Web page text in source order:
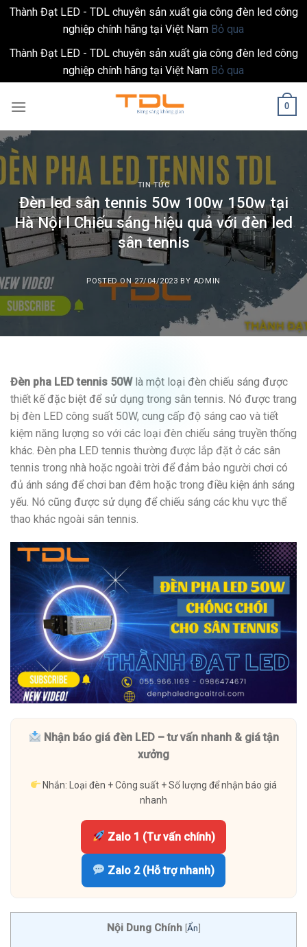
Thành Đạt LED - TDL chuyên sản xuất gia công đèn led công
nghiệp chính hãng tại Việt Nam Bỏ qua
Thành Đạt LED - TDL chuyên sản xuất gia công đèn led công
nghiệp chính hãng tại Việt Nam Bỏ qua
0
TIN TỨC
Đèn led sân tennis 50w 100w 150w tại
Hà Nội l Chiếu sáng hiệu quả với đèn led
sân tennis
POSTED ON27/04/2023 BY ADMIN
Đèn pha LED tennis 50Wlà một loại đèn chiếu sáng được
thiết kế đặc biệt để sử dụng trong sân tennis. Nó được trang
bị đèn LED công suất 50W, cung cấp độ sáng cao và tiết
kiệm năng lượng so với các loại đèn chiếu sáng truyền thống
khác. Đèn pha LED tennis thường được lắp đặt ở các sân
tennis trong nhà hoặc ngoài trời để đảm bảo người chơi có
đủ ánh sáng để chơi ban đêm hoặc trong điều kiện ánh sáng
yếu. Nó cũng được sử dụng để chiếu sáng các khu vực thể
thao khác ngoài sân tennis.
Nhận báo giá đèn LED – tư vấn nhanh & giá tận
xưởng
Nhắn: Loại đèn + Công suất + Số lượng để nhận báo giá
nhanh
Zalo 1 (Tư vấn chính)
Zalo 2 (Hỗ trợ nhanh)
Nội Dung Chính [Ẩn]